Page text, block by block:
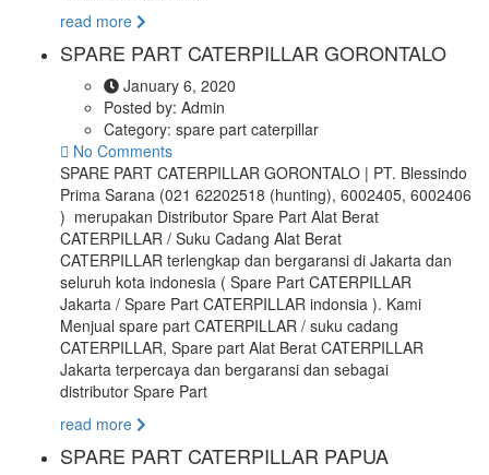
read more
SPARE PART CATERPILLAR GORONTALO
January 6, 2020
Posted by: Admin
Category: spare part caterpillar
No Comments
SPARE PART CATERPILLAR GORONTALO | PT. Blessindo
Prima Sarana (021 62202518 (hunting), 6002405, 6002406
) merupakan Distributor Spare Part Alat Berat
CATERPILLAR / Suku Cadang Alat Berat
CATERPILLAR terlengkap dan bergaransi di Jakarta dan
seluruh kota indonesia ( Spare Part CATERPILLAR
Jakarta / Spare Part CATERPILLAR indonsia ). Kami
Menjual spare part CATERPILLAR / suku cadang
CATERPILLAR, Spare part Alat Berat CATERPILLAR
Jakarta terpercaya dan bergaransi dan sebagai
distributor Spare Part
read more
SPARE PART CATERPILLAR PAPUA